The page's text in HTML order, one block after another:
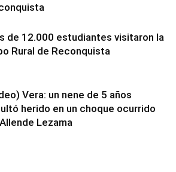
de 12.000 estudiantes visitaron la
Rural de Reconquista
Vera: un nene de 5 años
herido en un choque ocurrido
Lezama